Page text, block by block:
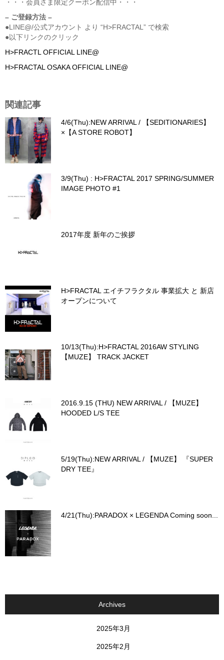
・・・会員さま限定クーポン配信中・・・
– ご登録方法 –
●LINE@/公式アカウント より “H>FRACTAL” で検索
●以下リンクのクリック
H>FRACTL OFFICIAL LINE@
H>FRACTAL OSAKA OFFICIAL LINE@
関連記事
4/6(Thu):NEW ARRIVAL / 【SEDITIONARIES】
×【A STORE ROBOT】
3/9(Thu) : H>FRACTAL 2017 SPRING/SUMMER
IMAGE PHOTO #1
2017年度 新年のご挨拶
H>FRACTAL エイチフラクタル 事業拡大 と 新店
オープンについて
10/13(Thu):H>FRACTAL 2016AW STYLING
【MUZE】 TRACK JACKET
2016.9.15 (THU) NEW ARRIVAL / 【MUZE】
HOODED L/S TEE
5/19(Thu):NEW ARRIVAL / 【MUZE】 『SUPER
DRY TEE』
4/21(Thu):PARADOX × LEGENDA Coming soon...
Archives
2025年3月
2025年2月